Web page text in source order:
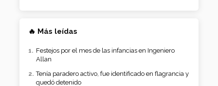
🔥 Más leídas
Festejos por el mes de las infancias en Ingeniero
Allan
Tenía paradero activo, fue identificado en flagrancia y
quedó detenido